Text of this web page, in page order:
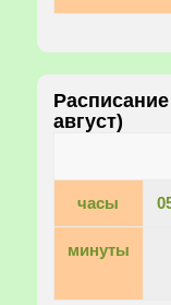
август)
часы
минуты